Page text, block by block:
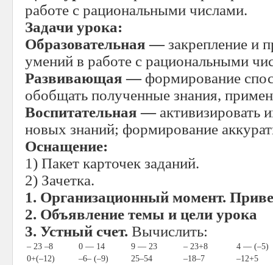
работе с рациональными числами.
Задачи урока:
Образовательная —закрепление и
умений в работе с рациональными
Развивающая — формирование
обобщать полученные знания,
Воспитательная — активизировать
новых знаний; формирование
Оснащение:
1) Пакет карточек заданий.
2) Зачетка.
1. Организационный момент.
2. Объявление темы и цели урока
3. Устный счет. Вычислить:
– 23 –8 0 — 14 9 — 23 – 23+8
4 — (–5)
0+(–12)
–6– (–9) 25–54 –18–7 –12+5